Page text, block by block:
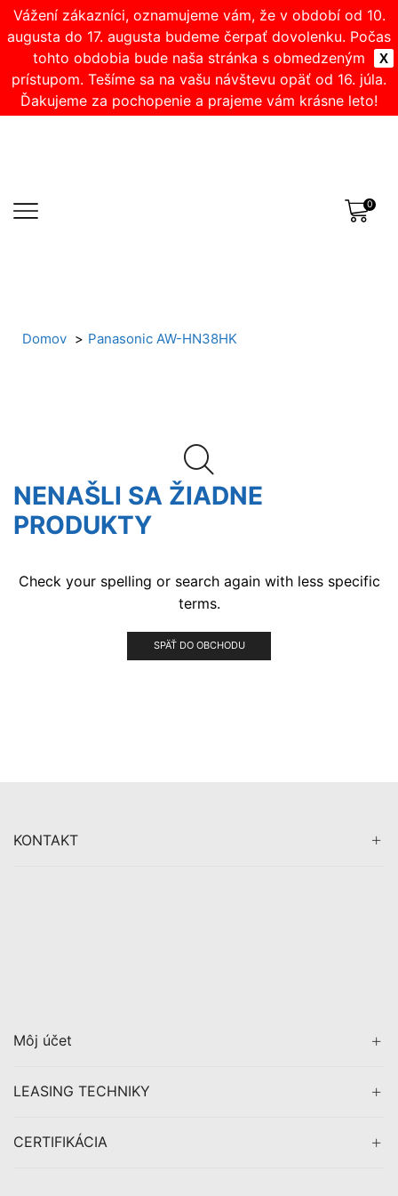
X
Vážení zákazníci, oznamujeme vám, že v období od 10.
augusta do 17. augusta budeme čerpať dovolenku. Počas
tohto obdobia bude naša stránka s obmedzeným
prístupom. Tešíme sa na vašu návštevu opäť od 16. júla.
Ďakujeme za pochopenie a prajeme vám krásne leto!
0
Domov Panasonic AW-HN38HK
NENAŠLI SA ŽIADNE
PRODUKTY
Check your spelling or search again with less specific
terms.
SPÄŤ DO OBCHODU
KONTAKT
Môj účet
LEASING TECHNIKY
CERTIFIKÁCIA